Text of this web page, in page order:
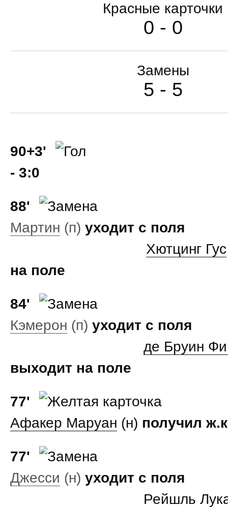
Красные карточки
0 - 0
Замены
5 - 5
90+3'
- 3:0
88'
Мартин (п) уходит с поля
Хютцинг Гус
на поле
84'
Кэмерон (п) уходит с поля
де Бруин
выходит на поле
77'
Афакер Маруан (н) получил
77'
Джесси (н) уходит с поля
Рейшль